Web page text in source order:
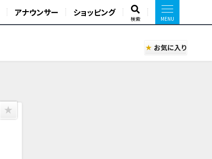
アナウンサー ショッピング
検索
お気に入り